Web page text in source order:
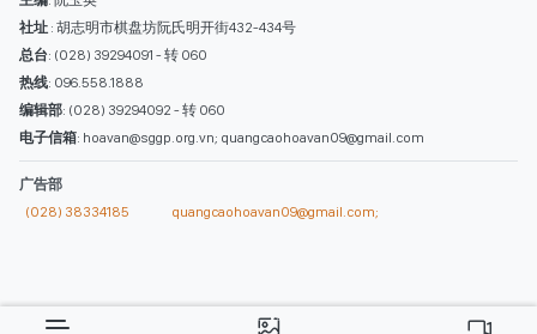
西贡解放报网版权所有
由越南新闻与传播部所属报刊局于2023年09月06日 签发第26/GP-CBC号许可
证
总编辑
副总编辑: 阮玉英、范文长、裴氏红霜、张德义、范氏云英、杨文光、阮德显、
总台: (028) 39294091 - 转 060